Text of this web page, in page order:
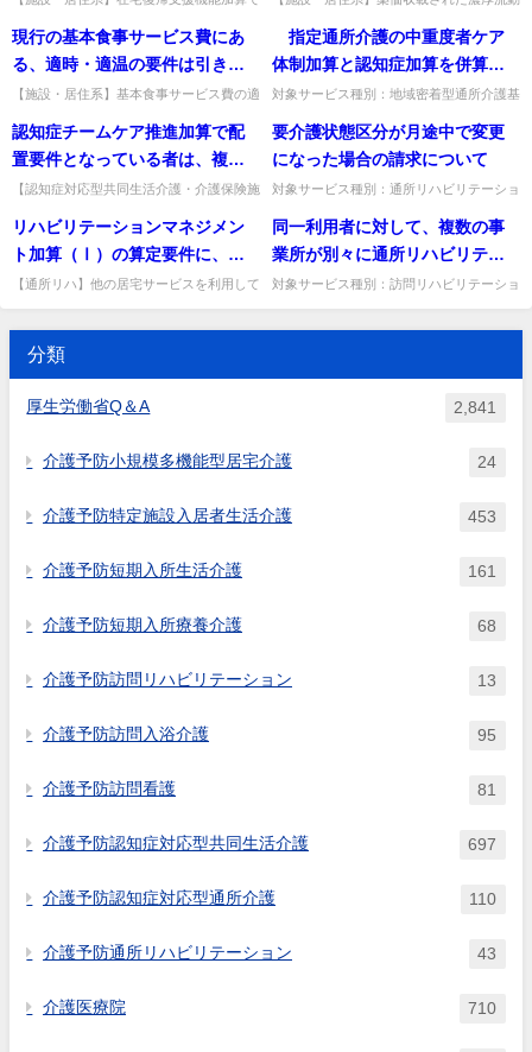
は別途に）「受理通知」等を事
業所に送付する必要があるの
施設・GH復帰者は対象か。総数に死亡退
所者を含め、特定施設・GH...
基本食事サービス費は算定でき
なかったが、今回新たに設けら
れた栄養管理体制加算、栄養マ
ネジメント加算、経口移行加算
は算定できるか。
経口移行加算等を算定できるか。それぞれ
の要件を満たせば算定できる...
現行の基本食事サービス費にあ
る、適時・適温の要件は引き続
き算定されるのか。
【施設・居住系】基本食事サービス費の適
要件としては廃止されるが、運営基準の食
事提供規定は引き続き遵守が...
指定通所介護の中重度者ケア
体制加算と認知症加算を併算定
する場合、認知症介護に係る研
修を修了している看護職員１人
を、指定通所介護を行う時間帯
を通じて配置すれば、認知症介
護に係る研修を修了している看
護職員１人の配置でそれぞれの
加算を算定できるのか。
対象サービス種別：地域密着型通所介護基
ケア体制加算について」質問 指定通所介
護の中重度者ケア体制加算と...
認知症チームケア推進加算で配
置要件となっている者は、複数
の「認知症の行動・心理症状に
考えてよいか。
【認知症対応型共同生活介護・介護保険施
件の者は、複数のチームに参加できるか。
参加可だが、各チームで計画...
要介護状態区分が月途中で変更
になった場合の請求について
対象サービス種別：通所リハビリテーショ
応型通所介護,短期入所生活介護,短期入所
療養介護,福祉用具貸...
リハビリテーションマネジメン
ト加算（Ⅰ）の算定要件に、
「理学療法士、作業療法士又は
言語聴覚士が、介護支援専門員
その他の指定居宅サービスに該
し、リハビリテーションの観点
護の工夫等の情報を伝達してい
定居宅サービスを利用していな
用している場合はどのような取
【通所リハ】他の居宅サービスを利用して
伝達不要、福祉用具貸与のみ...
同一利用者に対して、複数の事
業所が別々に通所リハビリテー
ションを提供している場合、
各々の事業者がリハビリテーシ
対象サービス種別：訪問リハビリテーショ
分類
厚生労働省Q＆A 2,841
介護予防小規模多機能型居宅介護 24
介護予防特定施設入居者生活介護 453
介護予防短期入所生活介護 161
介護予防短期入所療養介護 68
介護予防訪問リハビリテーション 13
介護予防訪問入浴介護 95
介護予防訪問看護 81
介護予防認知症対応型共同生活介護 697
介護予防認知症対応型通所介護 110
介護予防通所リハビリテーション 43
介護医療院 710